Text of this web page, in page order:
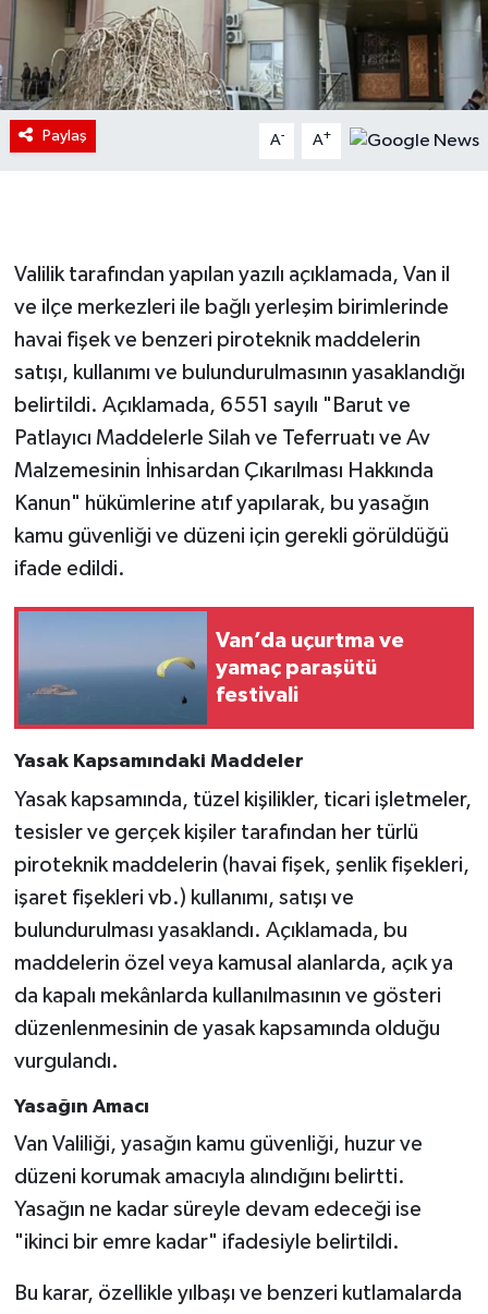
Paylaş A- A+
Valilik tarafından yapılan yazılı açıklamada, Van il
ve ilçe merkezleri ile bağlı yerleşim birimlerinde
havai fişek ve benzeri piroteknik maddelerin
satışı, kullanımı ve bulundurulmasının yasaklandığı
belirtildi. Açıklamada, 6551 sayılı "Barut ve
Patlayıcı Maddelerle Silah ve Teferruatı ve Av
Malzemesinin İnhisardan Çıkarılması Hakkında
Kanun" hükümlerine atıf yapılarak, bu yasağın
kamu güvenliği ve düzeni için gerekli görüldüğü
ifade edildi.
Van’da uçurtma ve
yamaç paraşütü
festivali
Yasak Kapsamındaki Maddeler
Yasak kapsamında, tüzel kişilikler, ticari işletmeler,
tesisler ve gerçek kişiler tarafından her türlü
piroteknik maddelerin (havai fişek, şenlik fişekleri,
işaret fişekleri vb.) kullanımı, satışı ve
bulundurulması yasaklandı. Açıklamada, bu
maddelerin özel veya kamusal alanlarda, açık ya
da kapalı mekânlarda kullanılmasının ve gösteri
düzenlenmesinin de yasak kapsamında olduğu
vurgulandı.
Yasağın Amacı
Van Valiliği, yasağın kamu güvenliği, huzur ve
düzeni korumak amacıyla alındığını belirtti.
Yasağın ne kadar süreyle devam edeceği ise
"ikinci bir emre kadar" ifadesiyle belirtildi.
Bu karar, özellikle yılbaşı ve benzeri kutlamalarda